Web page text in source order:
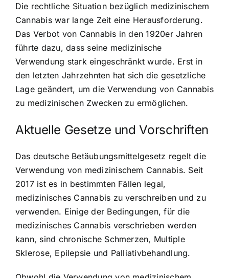
Die rechtliche Situation bezüglich medizinischem
Cannabis war lange Zeit eine Herausforderung.
Das Verbot von Cannabis in den 1920er Jahren
führte dazu, dass seine medizinische
Verwendung stark eingeschränkt wurde. Erst in
den letzten Jahrzehnten hat sich die gesetzliche
Lage geändert, um die Verwendung von Cannabis
zu medizinischen Zwecken zu ermöglichen.
Aktuelle Gesetze und Vorschriften
Das deutsche Betäubungsmittelgesetz regelt die
Verwendung von medizinischem Cannabis. Seit
2017 ist es in bestimmten Fällen legal,
medizinisches Cannabis zu verschreiben und zu
verwenden. Einige der Bedingungen, für die
medizinisches Cannabis verschrieben werden
kann, sind chronische Schmerzen, Multiple
Sklerose, Epilepsie und Palliativbehandlung.